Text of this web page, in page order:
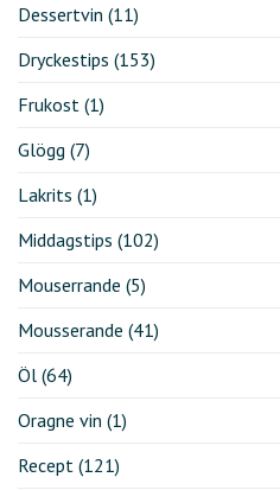
Dessertvin (11)
Dryckestips (153)
Frukost (1)
Glögg (7)
Lakrits (1)
Middagstips (102)
Mouserrande (5)
Mousserande (41)
Öl (64)
Oragne vin (1)
Recept (121)